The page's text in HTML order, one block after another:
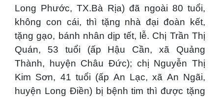
Long Phước, TX.Bà Rịa) đã ngoài 80 tuổi,
không con cái, thì tặng nhà đại đoàn kết,
tặng gạo, bánh nhân dịp tết, lễ. Chị Trần Thị
Quán, 53 tuổi (ấp Hậu Cần, xã Quảng
Thành, huyện Châu Đức); chị Nguyễn Thị
Kim Sơn, 41 tuổi (ấp An Lạc, xã An Ngãi,
huyện Long Điền) bị bệnh tim thì được tặng